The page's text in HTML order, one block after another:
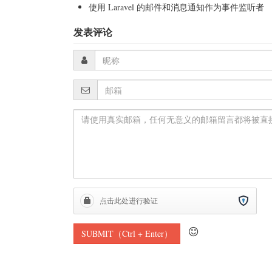
使用 Laravel 的邮件和消息通知作为事件监听者
发表评论